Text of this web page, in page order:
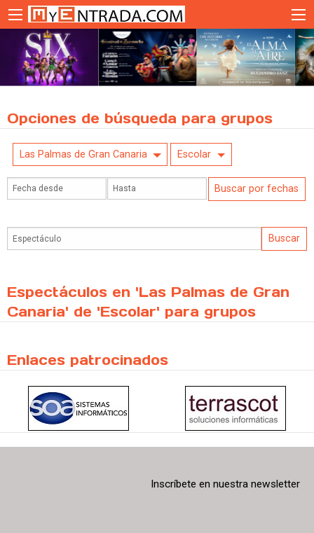
Opciones de búsqueda para grupos
Las Palmas de Gran Canaria Escolar
Espectáculos en 'Las Palmas de Gran
Canaria' de 'Escolar' para grupos
Enlaces patrocinados
Inscríbete en nuestra newsletter